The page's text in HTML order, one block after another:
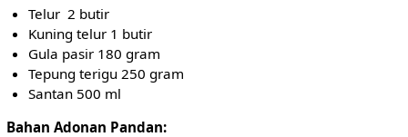
Telur 2 butir
Kuning telur 1 butir
Gula pasir 180 gram
Tepung terigu 250 gram
Santan 500 ml
Bahan Adonan Pandan: